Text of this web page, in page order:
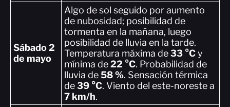
Sábado 2
de mayo
Algo de sol seguido por aumento
de nubosidad; posibilidad de
tormenta en la mañana, luego
posibilidad de lluvia en la tarde.
Temperatura máxima de33 °Cy
mínima de22 °C. Probabilidad de
lluvia de58 %. Sensación térmica
de39 °C. Viento del este-noreste a
7 km/h.